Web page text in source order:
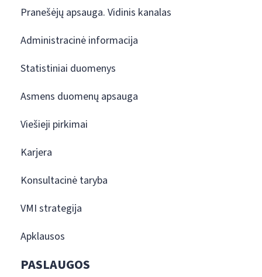
Pranešėjų apsauga. Vidinis kanalas
Administracinė informacija
Statistiniai duomenys
Asmens duomenų apsauga
Viešieji pirkimai
Karjera
Konsultacinė taryba
VMI strategija
Apklausos
PASLAUGOS